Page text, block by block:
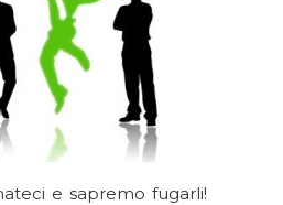
e sapremo fugarli!